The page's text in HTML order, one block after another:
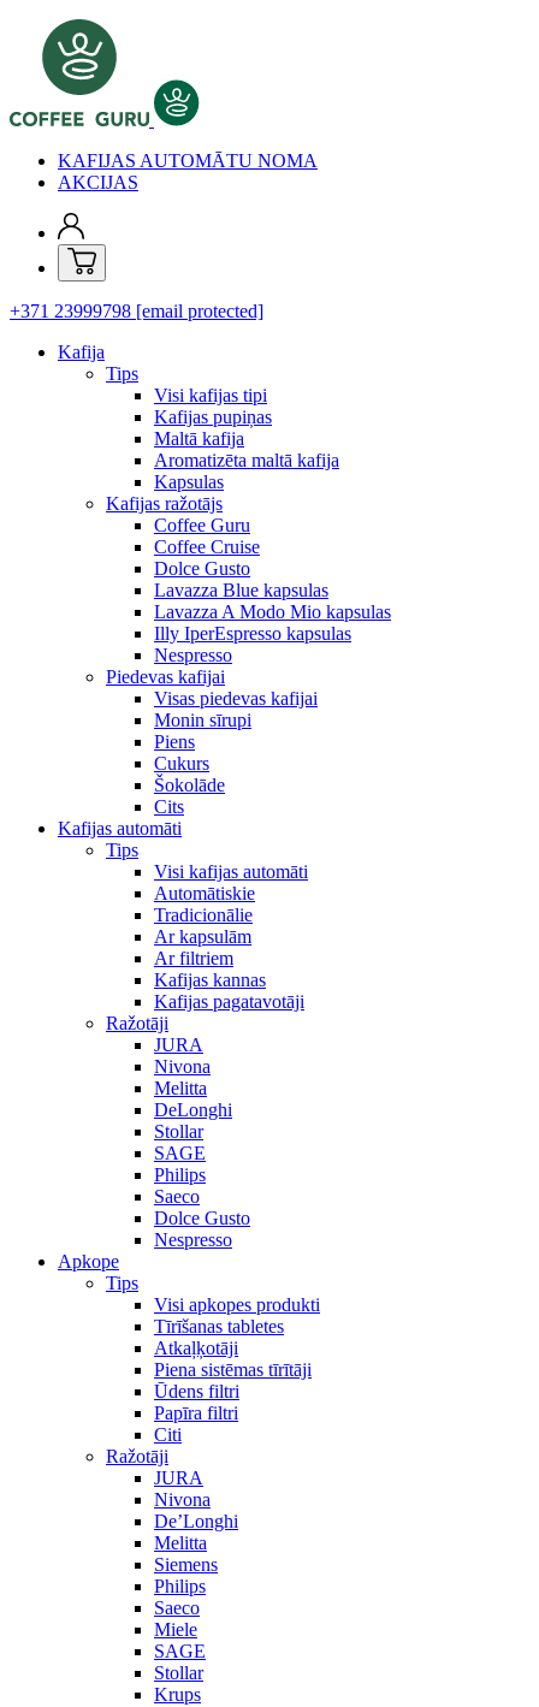
KAFIJAS AUTOMĀTU NOMA
AKCIJAS
+371 23999798 [email protected]
Kafija
Tips
Visi kafijas tipi
Kafijas pupiņas
Maltā kafija
Aromatizēta maltā kafija
Kapsulas
Kafijas ražotājs
Coffee Guru
Coffee Cruise
Dolce Gusto
Lavazza Blue kapsulas
Lavazza A Modo Mio kapsulas
Illy IperEspresso kapsulas
Nespresso
Piedevas kafijai
Visas piedevas kafijai
Monin sīrupi
Piens
Cukurs
Šokolāde
Cits
Kafijas automāti
Tips
Visi kafijas automāti
Automātiskie
Tradicionālie
Ar kapsulām
Ar filtriem
Kafijas kannas
Kafijas pagatavotāji
Ražotāji
JURA
Nivona
Melitta
DeLonghi
Stollar
SAGE
Philips
Saeco
Dolce Gusto
Nespresso
Apkope
Tips
Visi apkopes produkti
Tīrīšanas tabletes
Atkaļķotāji
Piena sistēmas tīrītāji
Ūdens filtri
Papīra filtri
Citi
Ražotāji
JURA
Nivona
De’Longhi
Melitta
Siemens
Philips
Saeco
Miele
SAGE
Stollar
Krups